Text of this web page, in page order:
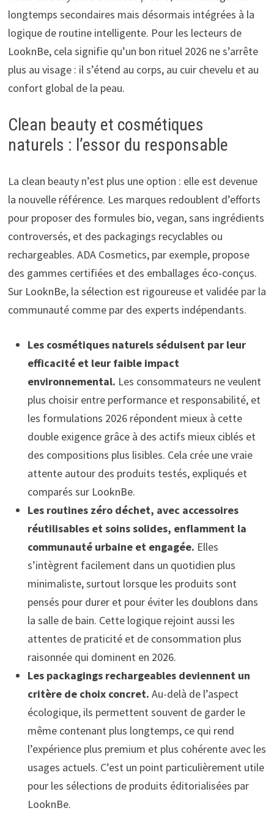
longtemps secondaires mais désormais intégrées à la
logique de routine intelligente. Pour les lecteurs de
LooknBe, cela signifie qu’un bon rituel 2026 ne s’arrête
plus au visage : il s’étend au corps, au cuir chevelu et au
confort global de la peau.
Clean beauty et cosmétiques
naturels : l’essor du responsable
La clean beauty n’est plus une option : elle est devenue
la nouvelle référence. Les marques redoublent d’efforts
pour proposer des formules bio, vegan, sans ingrédients
controversés, et des packagings recyclables ou
rechargeables. ADA Cosmetics, par exemple, propose
des gammes certifiées et des emballages éco-conçus.
Sur LooknBe, la sélection est rigoureuse et validée par la
communauté comme par des experts indépendants.
Les cosmétiques naturels séduisent par leur
efficacité et leur faible impact
environnemental. Les consommateurs ne veulent
plus choisir entre performance et responsabilité, et
les formulations 2026 répondent mieux à cette
double exigence grâce à des actifs mieux ciblés et
des compositions plus lisibles. Cela crée une vraie
attente autour des produits testés, expliqués et
comparés sur LooknBe.
Les routines zéro déchet, avec accessoires
réutilisables et soins solides, enflamment la
communauté urbaine et engagée. Elles
s’intègrent facilement dans un quotidien plus
minimaliste, surtout lorsque les produits sont
pensés pour durer et pour éviter les doublons dans
la salle de bain. Cette logique rejoint aussi les
attentes de praticité et de consommation plus
raisonnée qui dominent en 2026.
Les packagings rechargeables deviennent un
critère de choix concret. Au-delà de l’aspect
écologique, ils permettent souvent de garder le
même contenant plus longtemps, ce qui rend
l’expérience plus premium et plus cohérente avec les
usages actuels. C’est un point particulièrement utile
pour les sélections de produits éditorialisées par
LooknBe.